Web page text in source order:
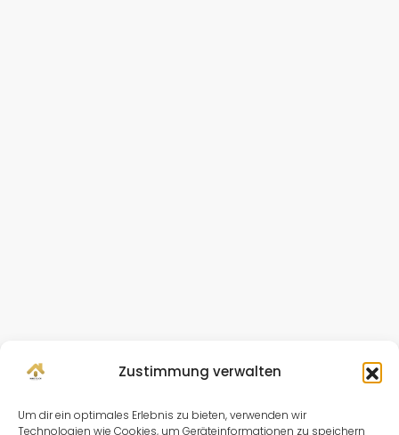
Zustimmung verwalten
Um dir ein optimales Erlebnis zu bieten, verwenden wir
Technologien wie Cookies, um Geräteinformationen zu speichern